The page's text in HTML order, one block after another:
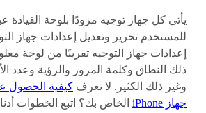
يأتي كل جهاز توجيه مزودًا بلوحة القيادة
للمستخدم تحرير وتعديل إعدادات جهاز
إعدادات جهاز التوجيه تقريبًا من لوحة
ذلك النطاق وكلمة المرور والرؤية وعدد
وغير ذلك الكثير. لا تعرف
جهاز iPhone
الخاص بك؟ اتبع الخطوات